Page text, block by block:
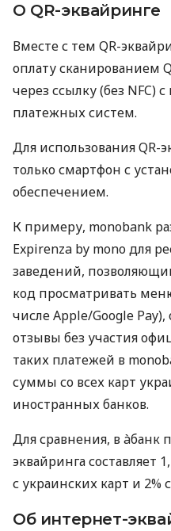
О QR-эквайринге
Вместе с тем QR-
оплату сканированием
через ссылку (без NFC)
платежных систем.
Для использования QR-
только смартфон с
обеспечением.
К примеру, monobank
Expirenza by mono для
заведений,
код просматривать
числе Apple/Google Pay),
отзывы без участия
таких платежей в
суммы со всех карт
иностранных банков.
Для сравнения, в àбанк
эквайринга составляет
с украинских карт и 2%
Об интернет-